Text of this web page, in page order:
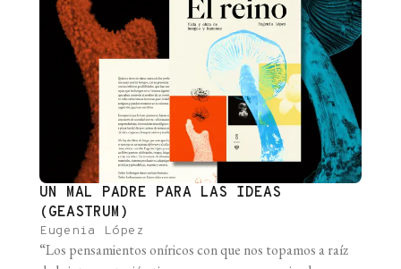
UN MAL PADRE PARA LAS IDEAS
(GEASTRUM)
Eugenia López
“Los pensamientos oníricos con que nos topamos a raíz